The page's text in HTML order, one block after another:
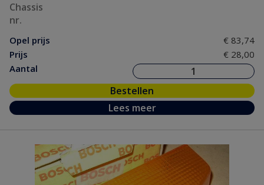
Chassis
nr.
Opel prijs
€ 83,74
Prijs
€ 28,00
Aantal
Bestellen
Lees meer